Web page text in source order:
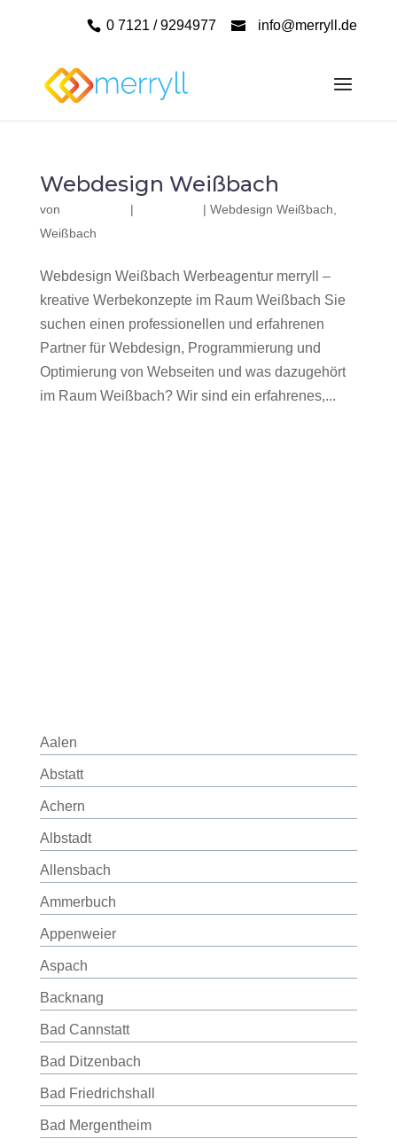
0 7121 / 9294977 info@merryll.de
Webdesign Weißbach
von | | Webdesign Weißbach
Weißbach
Webdesign Weißbach Werbeagentur merryll –
kreative Werbekonzepte im Raum Weißbach Sie
suchen einen professionellen und erfahrenen
Partner für Webdesign, Programmierung und
Optimierung von Webseiten und was dazugehört
im Raum Weißbach? Wir sind ein erfahrenes,...
Aalen
Abstatt
Achern
Albstadt
Allensbach
Ammerbuch
Appenweier
Aspach
Backnang
Bad Cannstatt
Bad Ditzenbach
Bad Friedrichshall
Bad Mergentheim